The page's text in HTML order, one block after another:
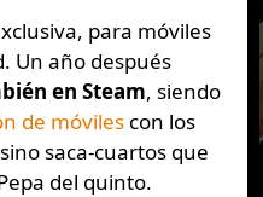
para móviles
Un año después
en Steam, siendo
de móvilescon los
saca-cuartos que
del quinto.